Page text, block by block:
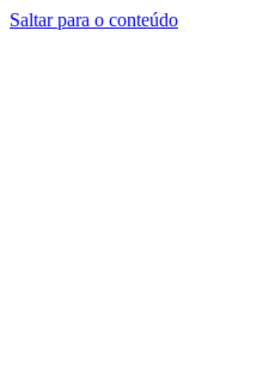
Saltar para o conteúdo